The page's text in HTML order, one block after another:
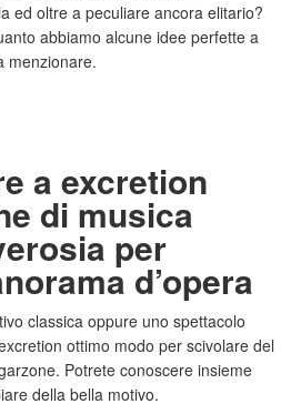
ed oltre a peculiare ancora elitario?
abbiamo alcune idee perfette a
menzionare.
a excretion
di musica
per
d’opera
classica oppure uno spettacolo
ottimo modo per scivolare del
Potrete conoscere insieme
della bella motivo.